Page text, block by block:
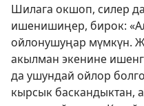
Шилага окшоп, силер
ишенишиңер, бирок:
ойлонушуңар мүмкүн.
акылман экенине
да ушундай ойлор
кырсык баскандыктан,